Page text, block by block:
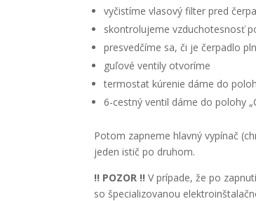
vyčistíme vlasový filter pred
skontrolujeme vzduchotesnosť
presvedčíme sa, či je čerpadlo
guľové ventily otvoríme
termostat kúrenie dáme do
6-cestný ventil dáme do polohy
Potom zapneme hlavný vypínač
jeden istič po druhom.
!! POZOR !! V prípade, že po
so špecializovanou